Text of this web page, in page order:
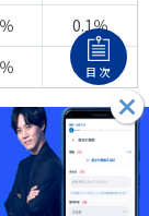
0.1％
0.1％
目次